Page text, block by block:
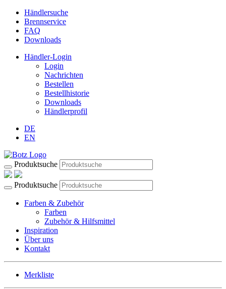
Händlersuche
Brennservice
FAQ
Downloads
Händler-Login
Login
Nachrichten
Bestellen
Bestellhistorie
Downloads
Händlerprofil
DE
EN
Produktsuche
Produktsuche
Farben & Zubehör
Farben
Zubehör & Hilfsmittel
Inspiration
Über uns
Kontakt
Merkliste